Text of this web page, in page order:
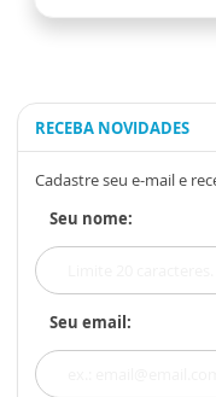
RECEBA NOVIDADES
Cadastre seu e-mail e
Seu nome:
Seu email: